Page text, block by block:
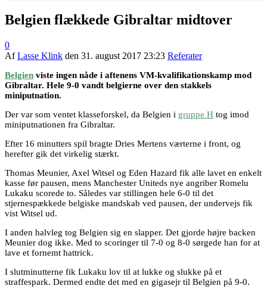
Belgien flækkede Gibraltar midtover
0
AfLasse Klink den 31. august 2017 23:23 Referater
Belgien viste ingen nåde i aftenens VM-kvalifikationskamp mod
Gibraltar. Hele 9-0 vandt belgierne over den stakkels
miniputnation.
Der var som ventet klasseforskel, da Belgien i gruppe H tog imod
miniputnationen fra Gibraltar.
Efter 16 minutters spil bragte Dries Mertens værterne i front, og
herefter gik det virkelig stærkt.
Thomas Meunier, Axel Witsel og Eden Hazard fik alle lavet en enkelt
kasse før pausen, mens Manchester Uniteds nye angriber Romelu
Lukaku scorede to. Således var stillingen hele 6-0 til det
stjernespækkede belgiske mandskab ved pausen, der undervejs fik
vist Witsel ud.
I anden halvleg tog Belgien sig en slapper. Det gjorde højre backen
Meunier dog ikke. Med to scoringer til 7-0 og 8-0 sørgede han for at
lave et fornemt hattrick.
I slutminutterne fik Lukaku lov til at lukke og slukke på et
straffespark. Dermed endte det med en gigasejr til Belgien på 9-0.